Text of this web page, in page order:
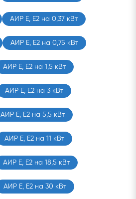
АИР Е, Е2 на 0,37 кВт
АИР Е, Е2 на 0,75 кВт
АИР Е, Е2 на 1,5 кВт
АИР Е, Е2 на 3 кВт
АИР Е, Е2 на 5,5 кВт
АИР Е, Е2 на 11 кВт
АИР Е, Е2 на 18,5 кВт
АИР Е, Е2 на 30 кВт